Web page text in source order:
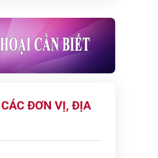
địa bàn tỉnh Hưng […]
điểm mới trong thực
thủ tục hành chính về
biểu mức thu phí, lệ phí
nhân Việt Nam (gồm […]
ĐƠN VỊ, ĐỊA